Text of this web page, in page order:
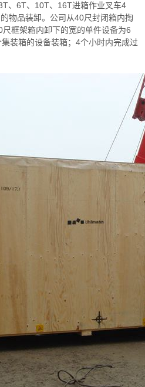
、6T、10T、16T进箱作业叉车4
物品装卸。公司从40尺封闭箱内掏
框架箱内卸下的宽的单件设备为6
装箱的设备装箱；4个小时内完成过